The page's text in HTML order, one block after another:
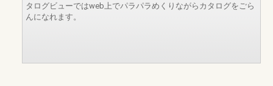
タログビューではweb上でパラパラめくりながらカタログをごら
んになれます。